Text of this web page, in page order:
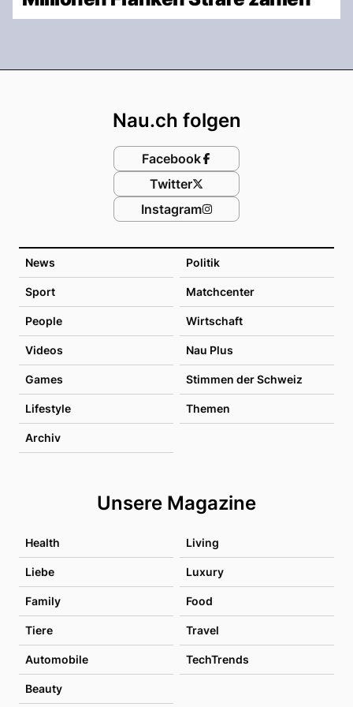
News Politik
Sport Matchcenter
People Wirtschaft
Videos Nau Plus
Games Stimmen der Schweiz
Lifestyle Themen
Archiv
Unsere Magazine
Health Living
Liebe Luxury
Family Food
Tiere Travel
Automobile TechTrends
Beauty
Nau.ch folgen
Facebook
Twitter
Instagram